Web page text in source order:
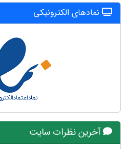
نمادهای الکترونیکی
آخرین نظرات سایت